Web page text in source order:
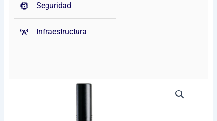
Seguridad
Infraestructura